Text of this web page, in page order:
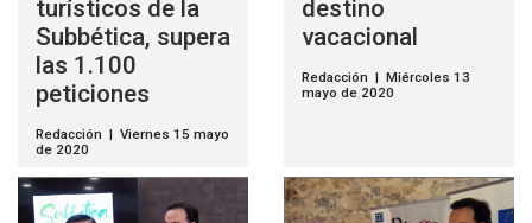
turísticos de la
Subbética, supera
las 1.100
peticiones
Redacción | Viernes 15 mayo
de 2020
destino
vacacional
Redacción | Miércoles 13
mayo de 2020